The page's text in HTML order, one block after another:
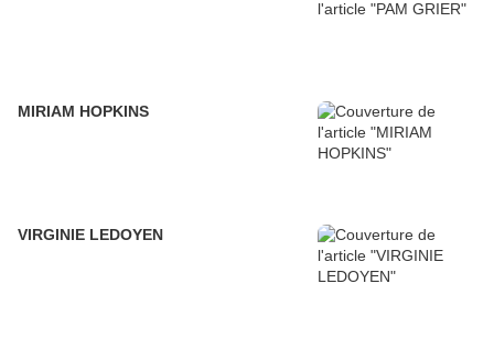
MIRIAM HOPKINS
VIRGINIE LEDOYEN